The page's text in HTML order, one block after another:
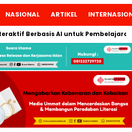
NASIONAL ARTIKEL
Berbasis AI untuk Pembelajaran